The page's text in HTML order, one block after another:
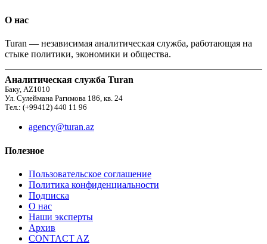
О нас
Turan — независимая аналитическая служба, работающая на
стыке политики, экономики и общества.
Аналитическая служба Turan
Баку, AZ1010
Ул. Сулеймана Рагимова 186, кв. 24
Тел.: (+99412) 440 11 96
agency@turan.az
Полезное
Пользовательское соглашение
Политика конфиденциальности
Подписка
О нас
Наши эксперты
Архив
CONTACT AZ